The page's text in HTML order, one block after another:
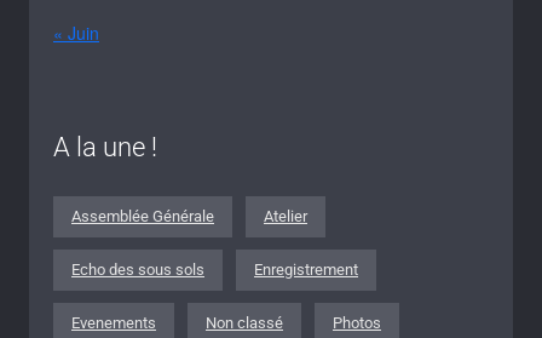
« Juin
A la une !
Assemblée Générale Atelier
Echo des sous sols Enregistrement
Evenements Non classé Photos